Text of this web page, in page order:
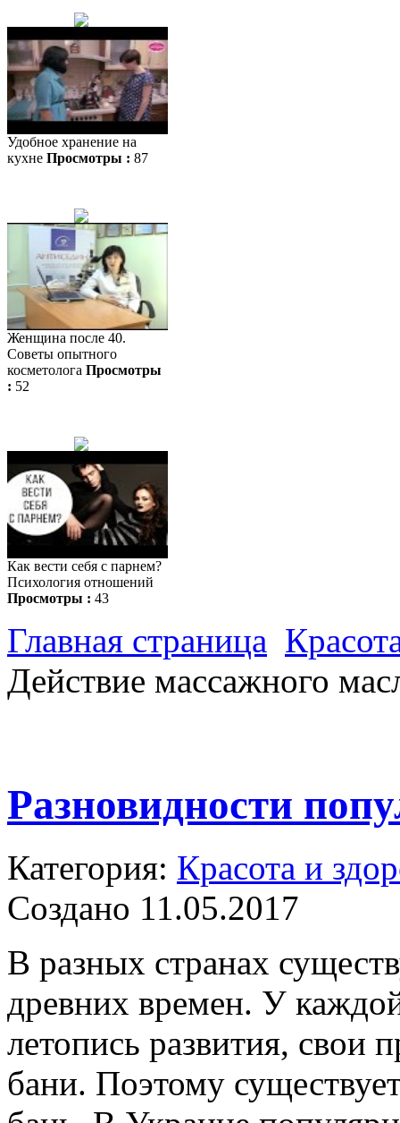
Удобное хранение на
кухне Просмотры : 87
Женщина после 40.
Советы опытного
косметолога Просмотры
: 52
Как вести себя с парнем?
Психология отношений
Просмотры : 43
Главная страница
Действие массажного
Разновидности
Категория: Красота и
Создано 11.05.2017
В разных странах
древних времен. У
летопись развития, свои
бани. Поэтому